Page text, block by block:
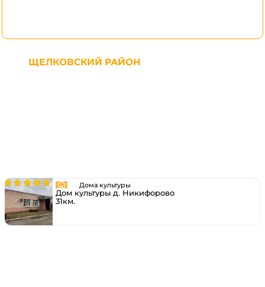
ЩЕЛКОВСКИЙ РАЙОН
Дома культуры
Дом культуры д. Никифорово
31км.